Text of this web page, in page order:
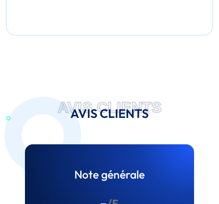
AVIS CLIENTS
AVIS CLIENTS
Note générale